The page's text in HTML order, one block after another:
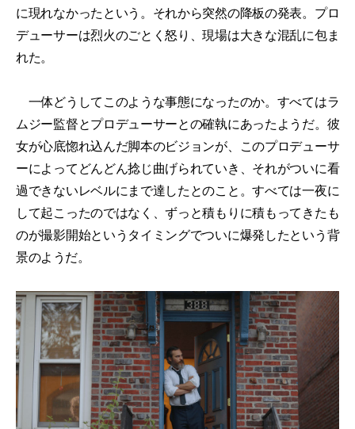
に現れなかったという。それから突然の降板の発表。プロ
デューサーは烈火のごとく怒り、現場は大きな混乱に包ま
れた。
一体どうしてこのような事態になったのか。すべてはラ
ムジー監督とプロデューサーとの確執にあったようだ。彼
女が心底惚れ込んだ脚本のビジョンが、このプロデューサ
ーによってどんどん捻じ曲げられていき、それがついに看
過できないレベルにまで達したとのこと。すべては一夜に
して起こったのではなく、ずっと積もりに積もってきたも
のが撮影開始というタイミングでついに爆発したという背
景のようだ。